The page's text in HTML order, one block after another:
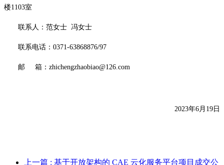
楼1103室
联系人：范女士 冯女士
联系电话： 0371-63868876/97
邮 箱： zhichengzhaobiao@126.com
2023年6月 19 日
上一篇 : 基于开放架构的 CAE 云化服务平台项目成交公